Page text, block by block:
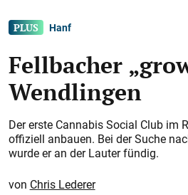
Hanf
Fellbacher
Wendlingen
Der erste Cannabis Social Club im
offiziell anbauen. Bei der Suche
wurde er an der Lauter fündig.
Chris Lederer